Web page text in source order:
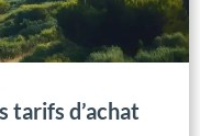
tarifs d’achat